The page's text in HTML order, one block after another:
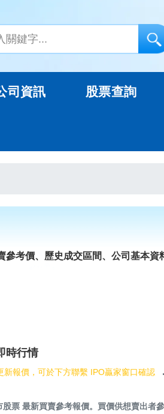
司資訊 股票查詢
參考價、歷史成交區間、公司基本資
時行情
新報價，可於下方聯繫 IPO贏家窗口確認
股票 最新買賣參考報價。買價供想賣出者